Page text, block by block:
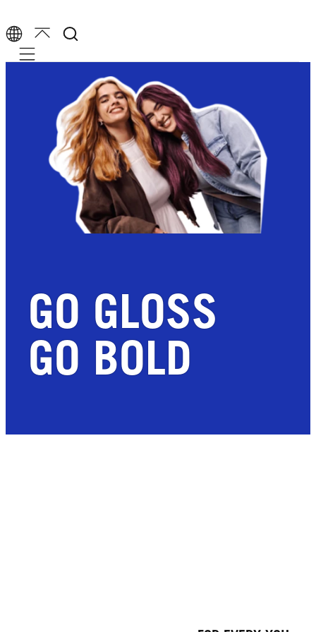
Mobile navigation
GO GLOSS
GO BOLD